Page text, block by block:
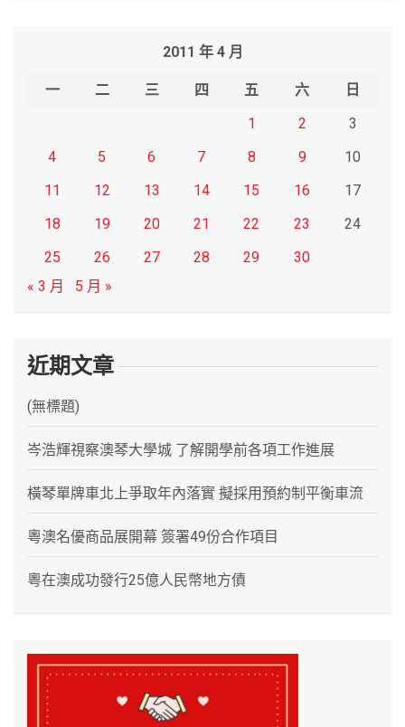
2011 年 4 月
一 二 三 四 五 六
日
1
2
3
4
5 6 7 8 9
10
11
12 13 14 15 16
17
18
19 20 21 22 23
24
25
26 27 28 29
30
« 3 月
5 月 »
近期文章
(無標題)
岑浩輝視察澳琴大學城 了解開學前各項工作進展
橫琴單牌車北上爭取年內落實 擬採用預約制平衡車流
粵澳名優商品展開幕 簽署49份合作項目
粵在澳成功發行25億人民幣地方債